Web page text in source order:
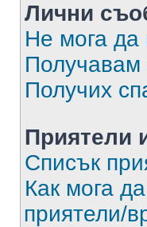
Лични
Не мога
Получих
Приятели
Списък
Как мога
приятели/